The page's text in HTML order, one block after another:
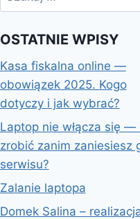
OSTATNIE WPISY
Kasa fiskalna online —
obowiązek 2025. Kogo
dotyczy i jak wybrać?
Laptop nie włącza się —
zrobić zanim zaniesiesz
serwisu?
Zalanie laptopa
Domek Salina –